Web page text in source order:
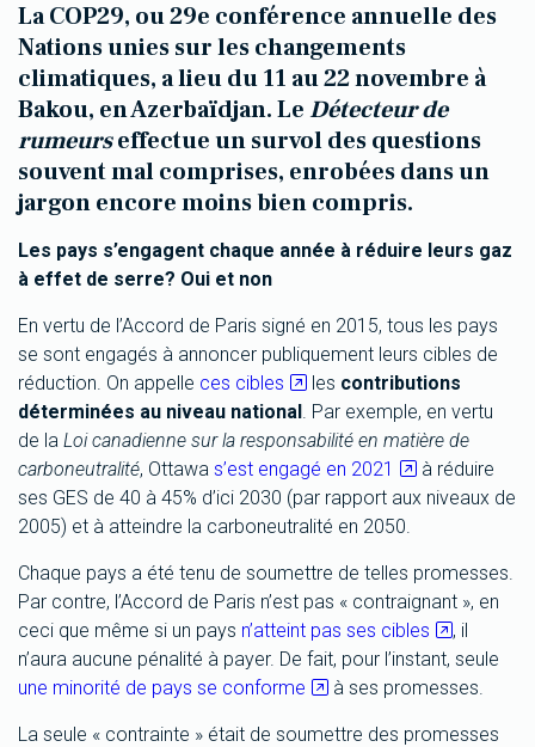
La COP29, ou 29e conférence annuelle des
Nations unies sur les changements
climatiques, a lieu du 11 au 22 novembre à
Bakou, en Azerbaïdjan. LeDétecteur de
rumeurseffectue un survol des questions
souvent mal comprises, enrobées dans un
jargon encore moins bien compris.
Les pays s’engagent chaque année à réduire leurs gaz
à effet de serre? Oui et non
En vertu de l’Accord de Paris signé en 2015, tous les pays
se sont engagés à annoncer publiquement leurs cibles de
réduction. On appelle ces cibles les contributions
déterminées au niveau national. Par exemple, en vertu
de la Loi canadienne sur la responsabilité en matière de
carboneutralité, Ottawa s’est engagé en 2021
à réduire
ses GES de 40 à 45% d’ici 2030 (par rapport aux niveaux de
2005) et à atteindre la carboneutralité en 2050.
Chaque pays a été tenu de soumettre de telles promesses.
Par contre, l’Accord de Paris n’est pas « contraignant », en
ceci que même si un pays n’atteint pas ses cibles
, il
n’aura aucune pénalité à payer. De fait, pour l’instant, seule
une minorité de pays se conforme
à ses promesses.
La seule « contrainte » était de soumettre des promesses